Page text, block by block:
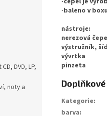
DVD, LP,
noty a
-baleno v boxu
nástroje:
nerezová
výstružník,
vývrtka
pinzeta
Kategorie:
barva: